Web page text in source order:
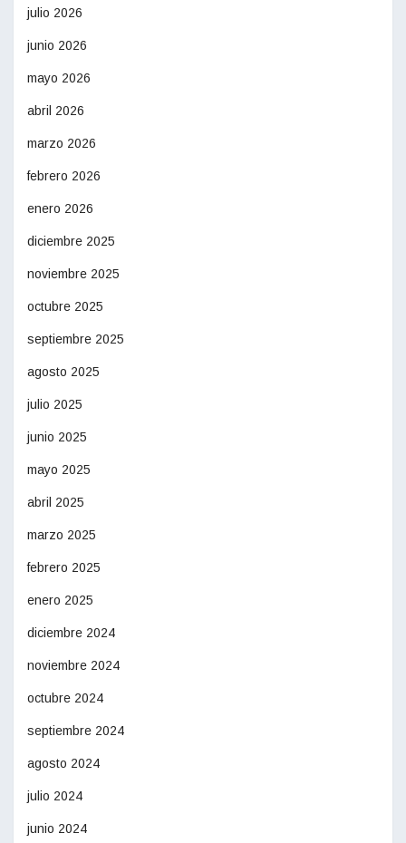
julio 2026
junio 2026
mayo 2026
abril 2026
marzo 2026
febrero 2026
enero 2026
diciembre 2025
noviembre 2025
octubre 2025
septiembre 2025
agosto 2025
julio 2025
junio 2025
mayo 2025
abril 2025
marzo 2025
febrero 2025
enero 2025
diciembre 2024
noviembre 2024
octubre 2024
septiembre 2024
agosto 2024
julio 2024
junio 2024